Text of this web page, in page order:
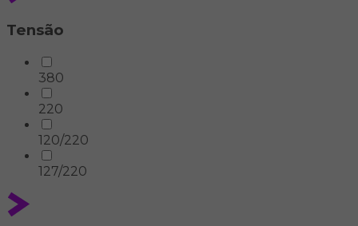
Tensão
380
220
120/220
127/220